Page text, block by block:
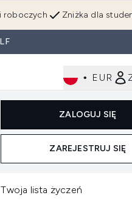
Zniżka dla
roboczych
• EUR
ZALOGUJ SIĘ
ZAREJESTRUJ SIĘ
Twoja lista życzeń
Wejdź do podmenu (Włosy) Wejdź do podmenu
Dla mężczyzn